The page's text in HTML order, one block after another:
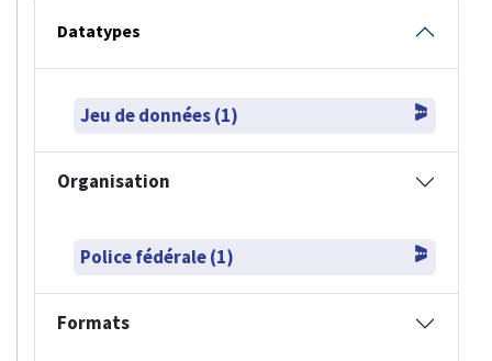
Datatypes
Jeu de données (1)
Organisation
Police fédérale (1)
Formats